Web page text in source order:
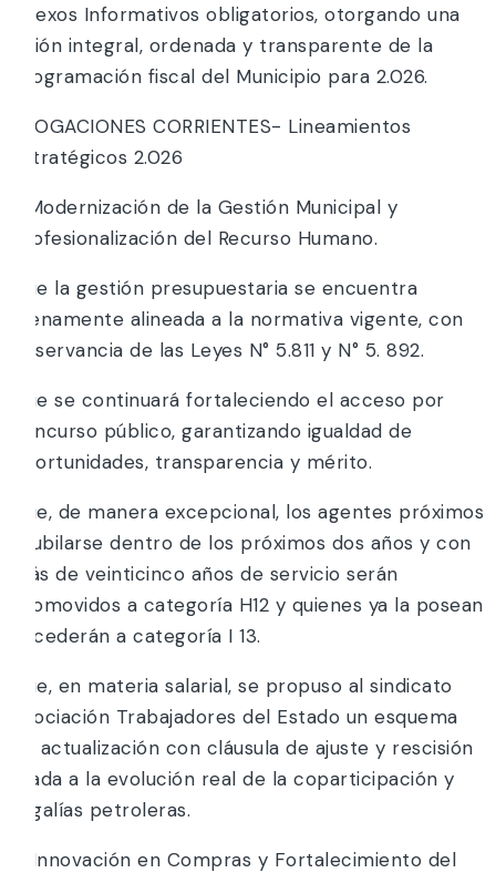
Anexos Informativos obligatorios, otorgando una
visión integral, ordenada y transparente de la
programación fiscal del Municipio para 2.026.
EROGACIONES CORRIENTES- Lineamientos
Estratégicos 2.026
1. Modernización de la Gestión Municipal y
Profesionalización del Recurso Humano.
Que la gestión presupuestaria se encuentra
plenamente alineada a la normativa vigente, con
observancia de las Leyes N° 5.811 y N° 5. 892.
Que se continuará fortaleciendo el acceso por
concurso público, garantizando igualdad de
oportunidades, transparencia y mérito.
Que, de manera excepcional, los agentes próximos
a jubilarse dentro de los próximos dos años y con
más de veinticinco años de servicio serán
promovidos a categoría H12 y quienes ya la posean
accederán a categoría I 13.
Que, en materia salarial, se propuso al sindicato
Asociación Trabajadores del Estado un esquema
de actualización con cláusula de ajuste y rescisión
atada a la evolución real de la coparticipación y
regalías petroleras.
2. Innovación en Compras y Fortalecimiento del